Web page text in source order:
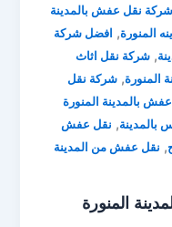
نقل عفش بالمدينة
المنورة, افضل شركة
,شركة نقل اثاث
المنورة,شركة نقل
بالمدينة المنورة
بالمدينة, نقل عفش
, نقل عفش من المدينة
المنورة